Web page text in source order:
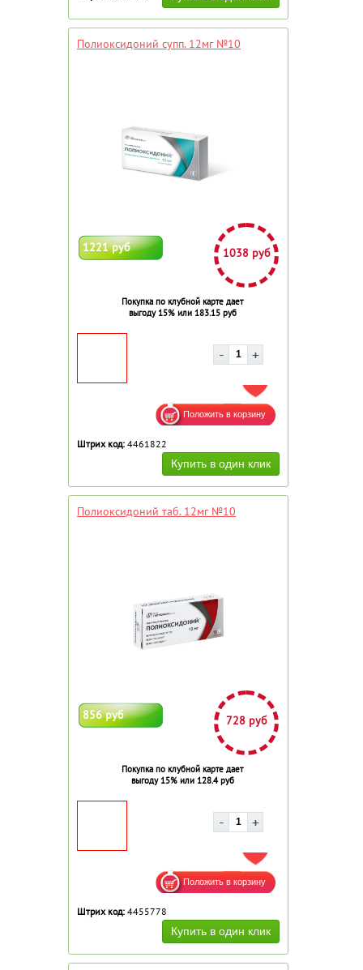
Полиоксидоний супп. 12мг №10
1221 руб 1038 руб
Покупка по клубной карте дает
выгоду 15% или 183.15 руб
ДОБАВИТЬ В ИЗБРАННОЕ
Штрих код: 4461822
Полиоксидоний таб. 12мг №10
856 руб 728 руб
Покупка по клубной карте дает
выгоду 15% или 128.4 руб
ДОБАВИТЬ В ИЗБРАННОЕ
Штрих код: 4455778